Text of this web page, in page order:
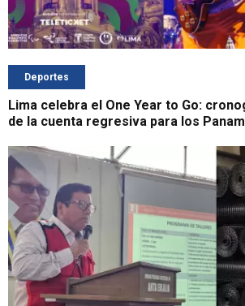
Deportes
Lima celebra el One Year to Go:
de la cuenta regresiva para los